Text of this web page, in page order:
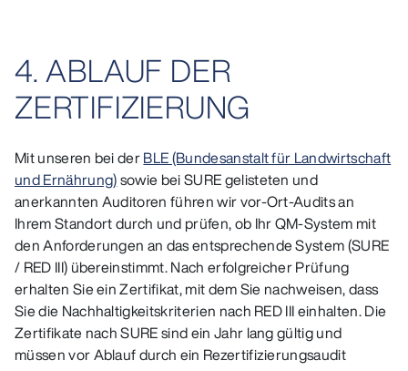
4. ABLAUF DER
ZERTIFIZIERUNG
Mit unseren bei derBLE (Bundesanstalt für Landwirtschaft
und Ernährung)sowie bei SURE gelisteten und
anerkannten Auditoren führen wir vor-Ort-Audits an
Ihrem Standort durch und prüfen, ob Ihr QM-System mit
den Anforderungen an das entsprechende System (SURE
/ RED III) übereinstimmt. Nach erfolgreicher Prüfung
erhalten Sie ein Zertifikat, mit dem Sie nachweisen, dass
Sie die Nachhaltigkeitskriterien nach RED III einhalten. Die
Zertifikate nach SURE sind ein Jahr lang gültig und
müssen vor Ablauf durch ein Rezertifizierungsaudit